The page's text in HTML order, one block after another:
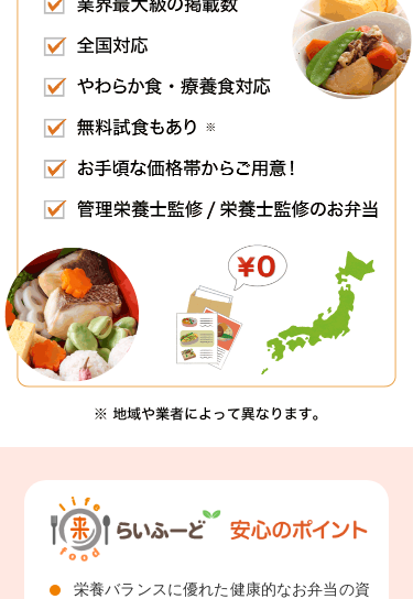
栄養バランスに優れた健康的なお弁当の資